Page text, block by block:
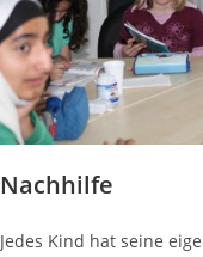
Nachhilfe
Jedes Kind hat seine